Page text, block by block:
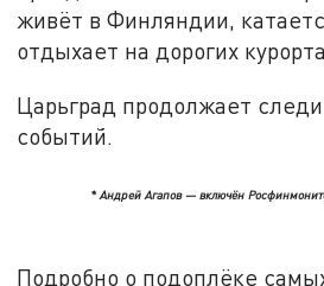
живёт в Финляндии,
отдыхает на дорогих
Царьград продолжает
событий.
* Андрей Агапов — включён
Подробно о подоплёке